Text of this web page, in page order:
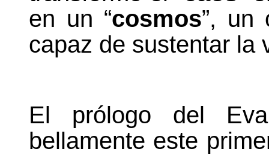
en un “cosmos”, un
capaz de sustentar la
El prólogo del
bellamente este